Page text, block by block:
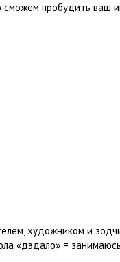
пробудить ваш
художником и
«дэдало» =